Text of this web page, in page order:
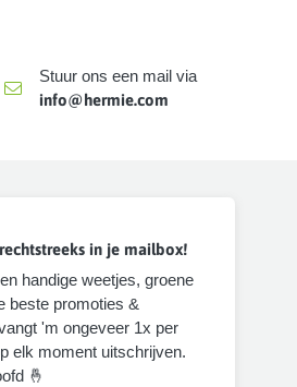
Stuur ons een mail via
info@hermie.com
in je mailbox!
handige weetjes, groene
beste promoties &
'm ongeveer 1x per
elk moment uitschrijven.
🤞